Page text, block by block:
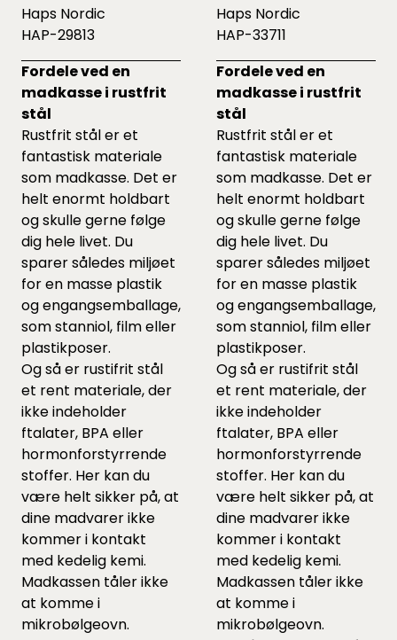
Haps Nordic
HAP-29813
Fordele ved en
madkasse i rustfrit
stål
Rustfrit stål er et
fantastisk materiale
som madkasse. Det er
helt enormt holdbart
og skulle gerne følge
dig hele livet. Du
sparer således miljøet
for en masse plastik
og engangsemballage,
som stanniol, film eller
plastikposer.
Og så er rustifrit stål
et rent materiale, der
ikke indeholder
ftalater, BPA eller
hormonforstyrrende
stoffer. Her kan du
være helt sikker på, at
dine madvarer ikke
kommer i kontakt
med kedelig kemi.
Madkassen tåler ikke
at komme i
mikrobølgeovn.
Haps Nordic
HAP-33711
Fordele ved en
madkasse i rustfrit
stål
Rustfrit stål er et
fantastisk materiale
som madkasse. Det er
helt enormt holdbart
og skulle gerne følge
dig hele livet. Du
sparer således miljøet
for en masse plastik
og engangsemballage,
som stanniol, film eller
plastikposer.
Og så er rustifrit stål
et rent materiale, der
ikke indeholder
ftalater, BPA eller
hormonforstyrrende
stoffer. Her kan du
være helt sikker på, at
dine madvarer ikke
kommer i kontakt
med kedelig kemi.
Madkassen tåler ikke
at komme i
mikrobølgeovn.